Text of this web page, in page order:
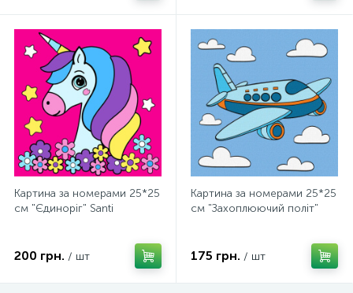
Картина за номерами 25*25
см "Єдиноріг" Santi
200 грн. / шт
Картина за номерами 25*25
см "Захоплюючий політ"
175 грн. / шт